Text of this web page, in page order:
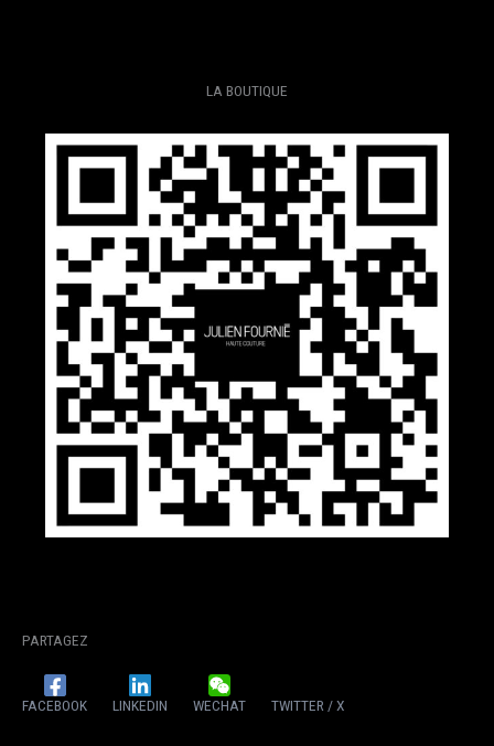
LA BOUTIQUE
PARTAGEZ
FACEBOOK LINKEDIN WECHAT TWITTER / X